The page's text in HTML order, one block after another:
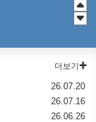
더보기
26.07.20
26.07.16
26.06.26